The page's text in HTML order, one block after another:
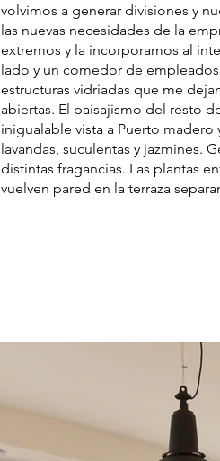
volvimos a generar divisiones y
las nuevas necesidades de la
extremos y la incorporamos al
lado y un comedor de
estructuras vidriadas que me
abiertas. El paisajismo del resto
inigualable vista a Puerto madero
lavandas, suculentas y jazmines.
distintas fragancias. Las plantas
vuelven pared en la terraza